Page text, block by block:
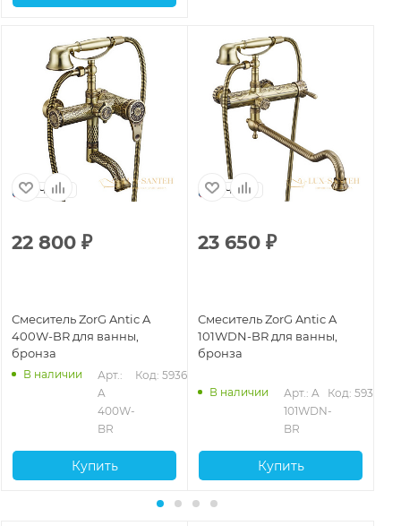
Чехия
22 800 ₽
Смеситель ZorG Antic A
400W-BR для ванны,
бронза
В наличии
Арт.:
A
400W-
BR
Код: 59369
Купить
Чехия
23 650 ₽
Смеситель ZorG Antic A
101WDN-BR для ванны,
бронза
В наличии
Арт.: A
101WDN-
BR
Код: 59353
Купить